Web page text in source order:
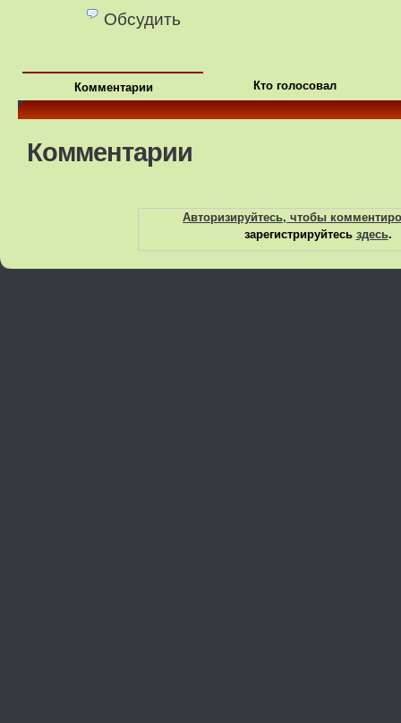
Обсудить
Комментарии Кто голосовал
Комментарии
Авторизируйтесь, чтобы
зарегистрируйтесь здесь.